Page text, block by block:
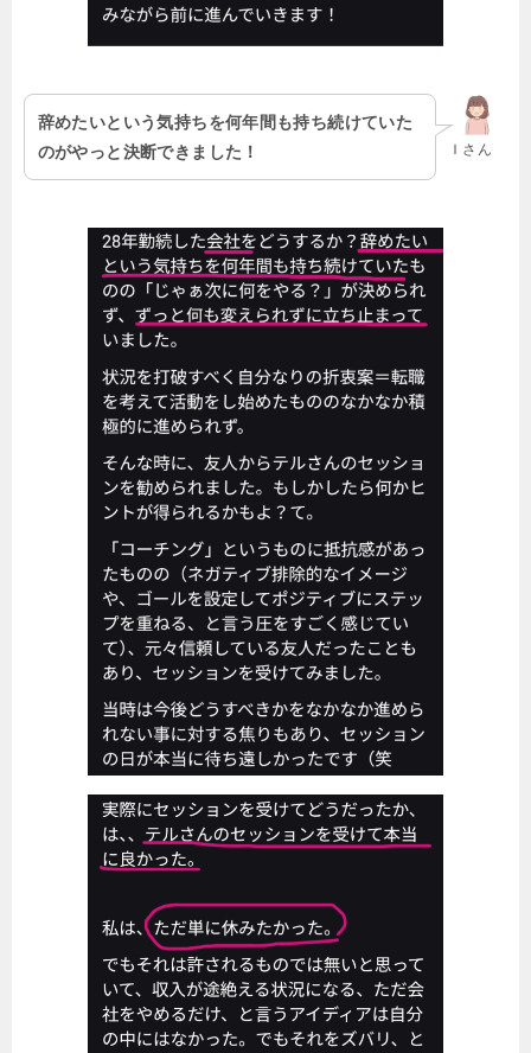
Ｉさん
辞めたいという気持ちを何年間も持ち続けていた
のがやっと決断できました！